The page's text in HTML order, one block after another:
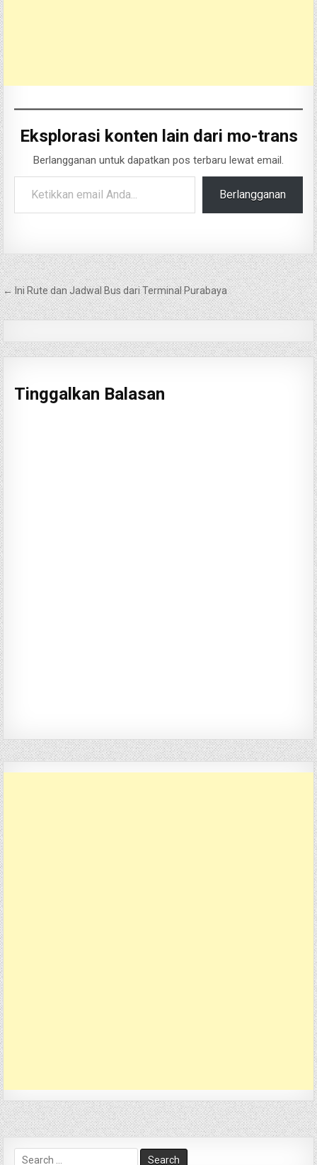
Eksplorasi konten lain dari mo-trans
Berlangganan untuk dapatkan pos terbaru lewat email.
Ketikkan email Anda...
Berlangganan
Navigasi
pos
← Ini Rute dan Jadwal Bus dari Terminal Purabaya
Tinggalkan Balasan
Search